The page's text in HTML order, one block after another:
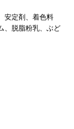
安定剤、着色料
、脱脂粉乳、ぶど